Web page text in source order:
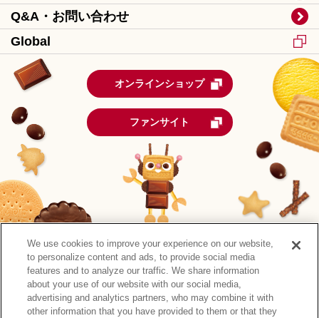
Q&A・お問い合わせ
Global
オンラインショップ
ファンサイト
We use cookies to improve your experience on our website,
to personalize content and ads, to provide social media
features and to analyze our traffic. We share information
about your use of our website with our social media,
advertising and analytics partners, who may combine it with
other information that you have provided to them or that they